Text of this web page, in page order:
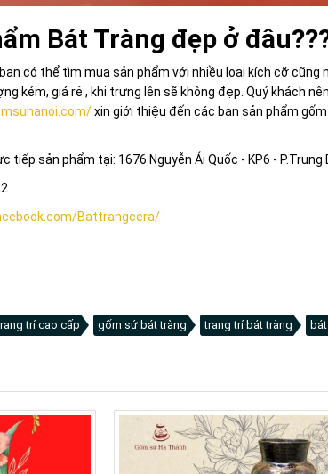
Bát Tràng đẹp ở
có thể tìm mua sản phẩm với nhiều loại kích cỡ cũng
kém, giá rẻ , khi trưng lên sẽ không đẹp. Quý khách
xin giới thiệu đến các bạn sản phẩm
tiếp sản phẩm tại: 1676 Nguyễn Ái Quốc - KP6 - P.Trung
Battrangcera/
trí cao cấp gốm sứ bát tràng trang trí bát tràng